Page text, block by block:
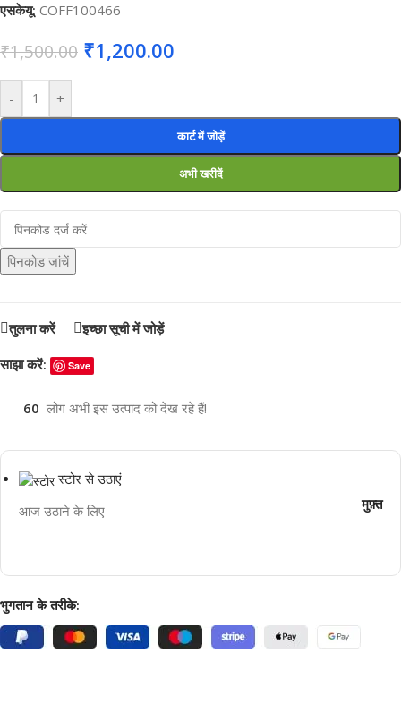
एसकेयू: COFF100466
₹1,500.00 ₹1,200.00
- +
कार्ट में जोड़ें
अभी खरीदें
पिनकोड जांचें
तुलना करें इच्छा सूची में जोड़ें
साझा करें: Save
60 लोग अभी इस उत्पाद को देख रहे हैं!
स्टोर से उठाएं
आज उठाने के लिए मुफ़्त
भुगतान के तरीके: